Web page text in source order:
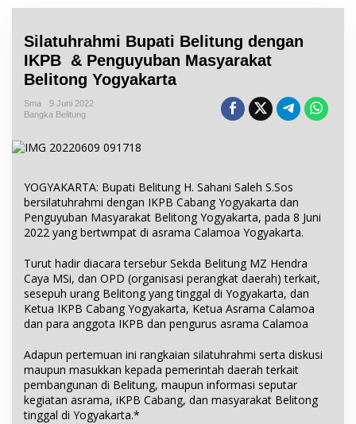
Silatuhrahmi Bupati Belitung dengan
IKPB & Penguyuban Masyarakat
Belitong Yogyakarta
Sma
9 Juni 2022
Bangka Belitung
YOGYAKARTA: Bupati Belitung H. Sahani Saleh S.Sos
bersilatuhrahmi dengan IKPB Cabang Yogyakarta dan
Penguyuban Masyarakat Belitong Yogyakarta, pada 8 Juni
2022 yang bertwmpat di asrama Calamoa Yogyakarta.
Turut hadir diacara tersebur Sekda Belitung MZ Hendra
Caya MSi, dan OPD (organisasi perangkat daerah) terkait,
sesepuh urang Belitong yang tinggal di Yogyakarta, dan
Ketua IKPB Cabang Yogyakarta, Ketua Asrama Calamoa
dan para anggota IKPB dan pengurus asrama Calamoa
Adapun pertemuan ini rangkaian silatuhrahmi serta diskusi
maupun masukkan kepada pemerintah daerah terkait
pembangunan di Belitung, maupun informasi seputar
kegiatan asrama, iKPB Cabang, dan masyarakat Belitong
tinggal di Yogyakarta.*